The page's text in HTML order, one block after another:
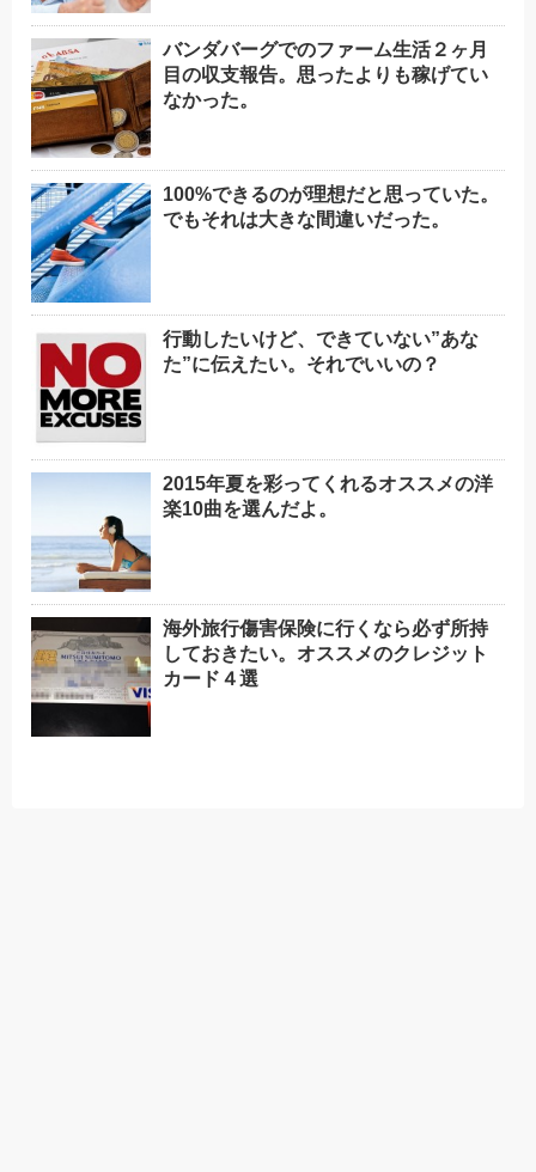
バンダバーグでのファーム生活２ヶ月
目の収支報告。思ったよりも稼げてい
なかった。
100%できるのが理想だと思っていた。
でもそれは大きな間違いだった。
行動したいけど、できていない”あな
た”に伝えたい。それでいいの？
2015年夏を彩ってくれるオススメの洋
楽10曲を選んだよ。
海外旅行傷害保険に行くなら必ず所持
しておきたい。オススメのクレジット
カード４選